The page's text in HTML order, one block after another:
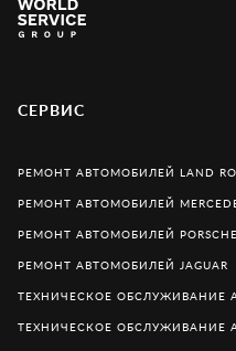
СЕРВИС
РЕМОНТ АВТОМОБИЛЕЙ LAND
РЕМОНТ АВТОМОБИЛЕЙ
РЕМОНТ АВТОМОБИЛЕЙ PORSCHE
РЕМОНТ АВТОМОБИЛЕЙ JAGUAR
ТЕХНИЧЕСКОЕ ОБСЛУЖИВАНИЕ
ТЕХНИЧЕСКОЕ ОБСЛУЖИВАНИЕ